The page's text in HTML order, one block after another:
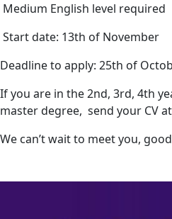
Medium English level required
Start date: 13th of November
Deadline to apply: 25th of
If you are in the 2nd, 3rd, 4th
master degree, send your CV
We can’t wait to meet you,